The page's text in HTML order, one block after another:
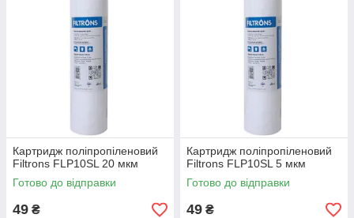
Картридж поліпропіленовий
Filtrons FLP10SL 20 мкм
Готово до відправки
49 ₴
Картридж поліпропіленовий
Filtrons FLP10SL 5 мкм
Готово до відправки
49 ₴